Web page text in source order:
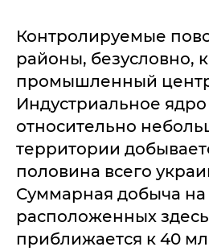
Контролируемые
районы, безусловно,
промышленный
Индустриальное
относительно
территории
половина всего
Суммарная добыча на
расположенных
приближается к 40